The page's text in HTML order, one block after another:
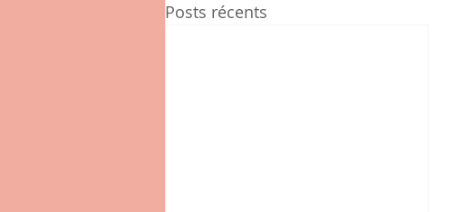
Posts récents